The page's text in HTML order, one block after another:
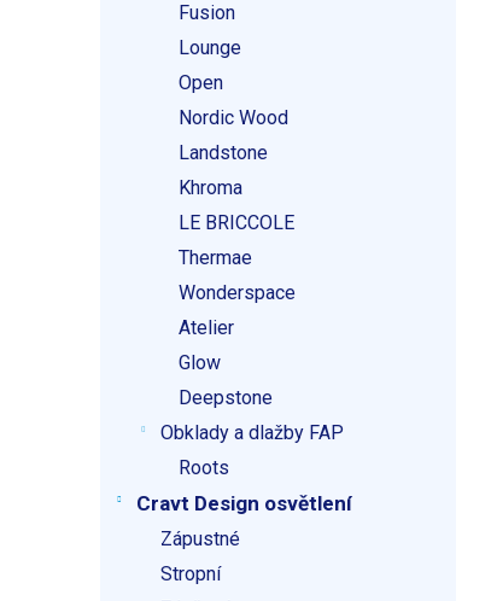
Fusion
Lounge
Open
Nordic Wood
Landstone
Khroma
LE BRICCOLE
Thermae
Wonderspace
Atelier
Glow
Deepstone
Obklady a dlažby FAP
Roots
Cravt Design osvětlení
Zápustné
Stropní